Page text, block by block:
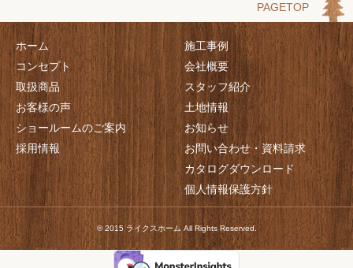
PAGETOP
ホーム
コンセプト
取扱商品
お客様の声
ショールームのご案内
採用情報
施工事例
会社概要
スタッフ紹介
土地情報
お知らせ
お問い合わせ・資料請求
カタログダウンロード
個人情報保護方針
© 2015 ライクスホーム All Rights Reserved.